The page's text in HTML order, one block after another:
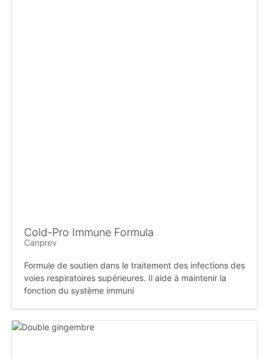
Cold-Pro Immune Formula
Canprev
Formule de soutien dans le traitement des infections des
voies respiratoires supérieures. Il aide à maintenir la
fonction du système immuni